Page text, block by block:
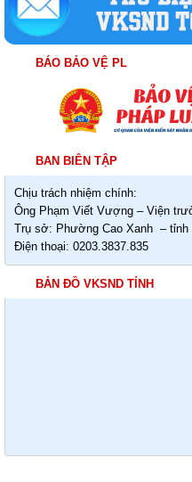
BÁO BẢO VỆ PL
BAN BIÊN TẬP
Chịu trách nhiệm chính:
Ông Phạm Viết Vượng – Viện
Trụ sở: Phường Cao Xanh – tỉnh
Điện thoại: 0203.3837.835
BẢN ĐỒ VKSND TỈNH